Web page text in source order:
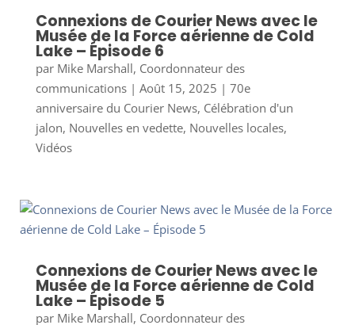
Connexions de Courier News avec le
Musée de la Force aérienne de Cold
Lake – Épisode 6
par Mike Marshall, Coordonnateur des
communications| Août 15, 2025 | 70e
anniversaire du Courier News, Célébration d'un
jalon, Nouvelles en vedette, Nouvelles locales,
Vidéos
Connexions de Courier News avec le
Musée de la Force aérienne de Cold
Lake – Épisode 5
par Mike Marshall, Coordonnateur des